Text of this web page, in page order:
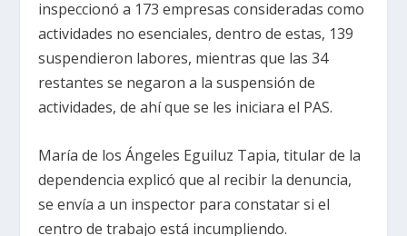
inspeccionó a 173 empresas consideradas como
actividades no esenciales, dentro de estas, 139
suspendieron labores, mientras que las 34
restantes se negaron a la suspensión de
actividades, de ahí que se les iniciara el PAS.
María de los Ángeles Eguiluz Tapia, titular de la
dependencia explicó que al recibir la denuncia,
se envía a un inspector para constatar si el
centro de trabajo está incumpliendo.